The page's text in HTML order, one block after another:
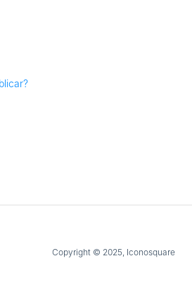
Copyright © 2025, Iconosquare